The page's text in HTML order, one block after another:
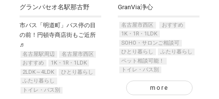
グランパセオ名駅那古野
市バス「明道町」バス停の目
の前！円頓寺商店街もご近所
♬
名古屋駅周辺
名古屋市西区
おすすめ
1K・1R・1LDK
2LDK～4LDK
ひとり暮らし
ふたり暮らし
トイレ・バス別
GranVia浄心
名古屋市西区
おすすめ
1K・1R・1LDK
SOHO・サロンご相談可
ひとり暮らし
ふたり暮らし
ペット相談可能！
トイレ・バス別
more